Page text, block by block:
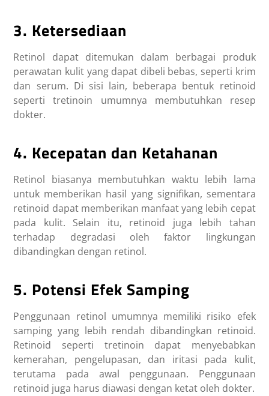
3. Ketersediaan
Retinol dapat ditemukan dalam berbagai produk
perawatan kulit yang dapat dibeli bebas, seperti krim
dan serum. Di sisi lain, beberapa bentuk retinoid
seperti tretinoin umumnya membutuhkan resep
dokter.
4. Kecepatan dan Ketahanan
Retinol biasanya membutuhkan waktu lebih lama
untuk memberikan hasil yang signifikan, sementara
retinoid dapat memberikan manfaat yang lebih cepat
pada kulit. Selain itu, retinoid juga lebih tahan
terhadap degradasi oleh faktor lingkungan
dibandingkan dengan retinol.
5. Potensi Efek Samping
Penggunaan retinol umumnya memiliki risiko efek
samping yang lebih rendah dibandingkan retinoid.
Retinoid seperti tretinoin dapat menyebabkan
kemerahan, pengelupasan, dan iritasi pada kulit,
terutama pada awal penggunaan. Penggunaan
retinoid juga harus diawasi dengan ketat oleh dokter.